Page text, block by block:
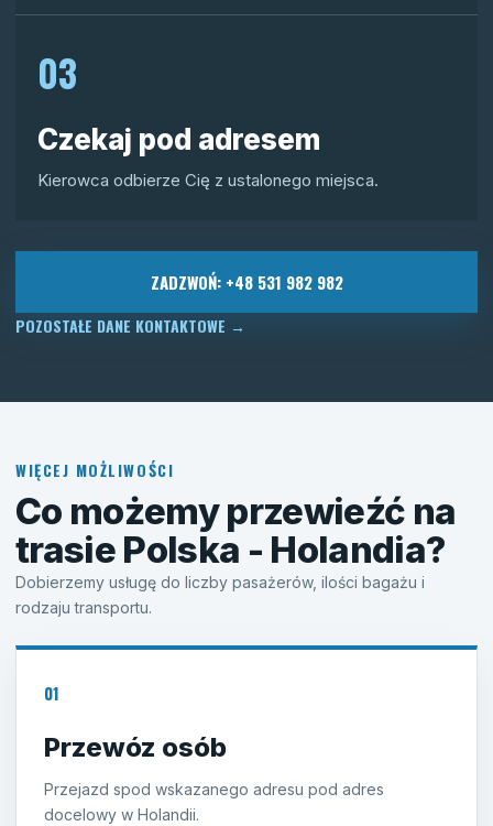
03
Czekaj pod adresem
Kierowca odbierze Cię z ustalonego miejsca.
ZADZWOŃ: +48 531 982 982
POZOSTAŁE DANE KONTAKTOWE →
WIĘCEJ MOŻLIWOŚCI
Co możemy przewieźć na
trasie Polska - Holandia?
Dobierzemy usługę do liczby pasażerów, ilości bagażu i
rodzaju transportu.
01
Przewóz osób
Przejazd spod wskazanego adresu pod adres
docelowy w Holandii.